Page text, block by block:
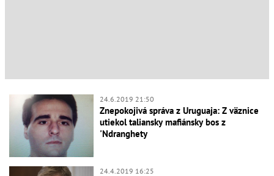
24.6.2019 21:50
Znepokojivá správa z Uruguaja: Z väznice
utiekol taliansky mafiánsky bos z
'Ndranghety
24.4.2019 16:25